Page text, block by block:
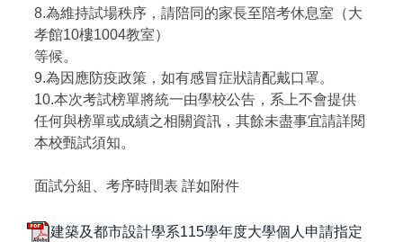
8.為維持試場秩序，請陪同的家長至陪考休息室（大
孝館10樓1004教室）
等候。
9.為因應防疫政策，如有感冒症狀請配戴口罩。
10.本次考試榜單將統一由學校公告，系上不會提供
任何與榜單或成績之相關資訊，其餘未盡事宜請詳閱
本校甄試須知。
面試分組、考序時間表 詳如附件
建築及都市設計學系115學年度大學個人申請指定